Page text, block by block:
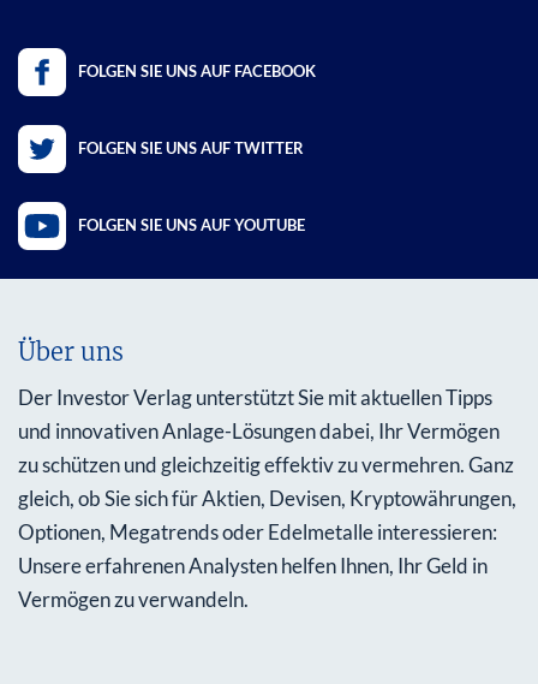
FOLGEN SIE UNS AUF FACEBOOK
FOLGEN SIE UNS AUF TWITTER
FOLGEN SIE UNS AUF YOUTUBE
Über uns
Der Investor Verlag unterstützt Sie mit aktuellen Tipps
und innovativen Anlage-Lösungen dabei, Ihr Vermögen
zu schützen und gleichzeitig effektiv zu vermehren. Ganz
gleich, ob Sie sich für Aktien, Devisen, Kryptowährungen,
Optionen, Megatrends oder Edelmetalle interessieren:
Unsere erfahrenen Analysten helfen Ihnen, Ihr Geld in
Vermögen zu verwandeln.